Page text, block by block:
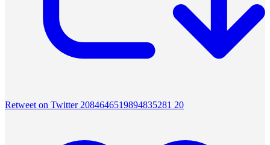
Retweet on Twitter 2084646519894835281 20